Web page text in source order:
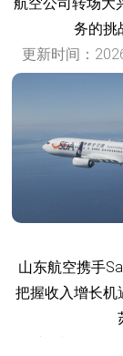
务的挑
更新时间：
山东航空携手
把握收入增长机